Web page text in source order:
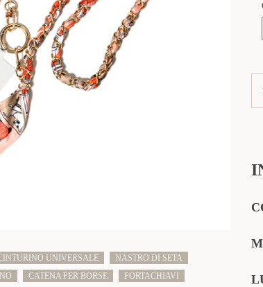
UNIVERSALE
NASTRO DI SETA
CATENA PER BORSE PORTACHIAVI